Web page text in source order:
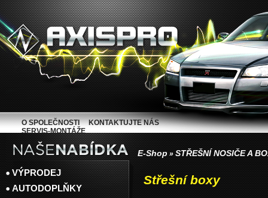
E-Shop » STŘEŠNÍ NOSIČE A
Střešní boxy
VÝPRODEJ
AUTODOPLŇKY
O SPOLEČNOSTI
KONTAKTUJTE NÁS
SERVIS-MONTÁŽE